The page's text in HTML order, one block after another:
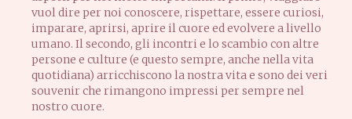
vuol dire per noi conoscere, rispettare, essere curiosi,
imparare, aprirsi, aprire il cuore ed evolvere a livello
umano. Il secondo, gli incontri e lo scambio con altre
persone e culture (e questo sempre, anche nella vita
quotidiana) arricchiscono la nostra vita e sono dei veri
souvenir che rimangono impressi per sempre nel
nostro cuore.